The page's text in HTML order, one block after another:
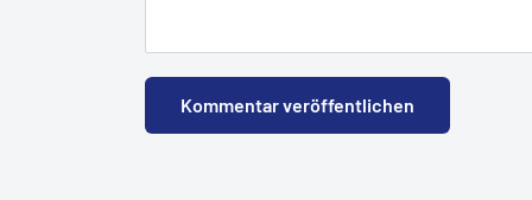
Kommentar veröffentlichen